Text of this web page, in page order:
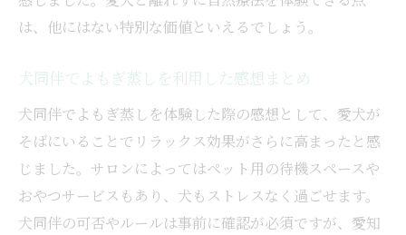
は、他にはない特別な価値といえるでしょう。
犬同伴でよもぎ蒸しを利用した感想まとめ
犬同伴でよもぎ蒸しを体験した際の感想として、愛犬が
そばにいることでリラックス効果がさらに高まったと感
じました。サロンによってはペット用の待機スペースや
おやつサービスもあり、犬もストレスなく過ごせます。
犬同伴の可否やルールは事前に確認が必須ですが、愛知